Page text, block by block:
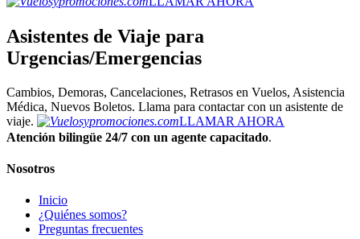
Asistentes de Viaje para
Urgencias/Emergencias
Cambios, Demoras, Cancelaciones, Retrasos en Vuelos, Asistencia
Médica, Nuevos Boletos. Llama para contactar con un asistente de
viaje.
LLAMAR AHORA
Atención bilingüe 24/7 con un agente capacitado.
Nosotros
Inicio
¿Quiénes somos?
Preguntas frecuentes